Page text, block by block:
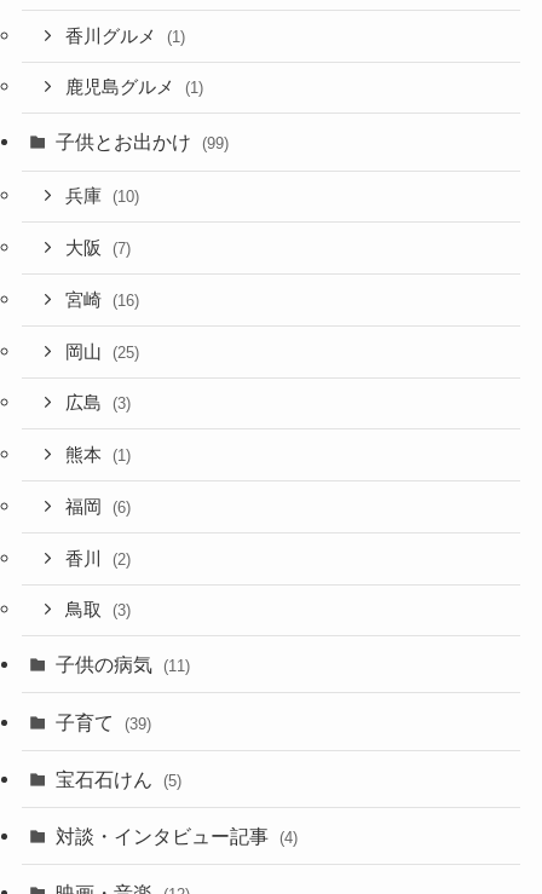
香川グルメ (1)
鹿児島グルメ (1)
子供とお出かけ (99)
兵庫 (10)
大阪 (7)
宮崎 (16)
岡山 (25)
広島 (3)
熊本 (1)
福岡 (6)
香川 (2)
鳥取 (3)
子供の病気 (11)
子育て (39)
宝石石けん (5)
対談・インタビュー記事 (4)